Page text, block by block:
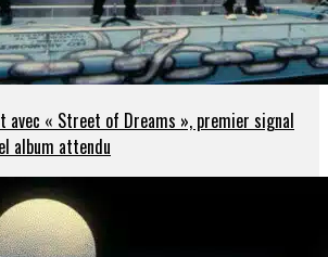
avec « Street of Dreams », premier signal
album attendu